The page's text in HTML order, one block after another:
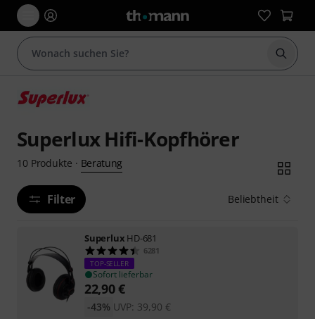
Suche
Superlux Hifi-Kopfhörer
10 Produkte · Beratung
Filter Beliebtheit
Superlux HD-681
6281
TOP-SELLER
Sofort lieferbar
22,90€
UVP: 39,90 €
-43%